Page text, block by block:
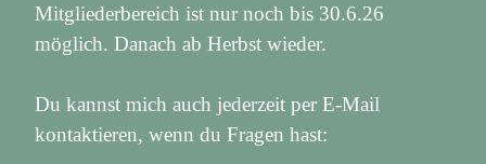
Mitgliederbereich ist nur noch bis 30.6.26
möglich. Danach ab Herbst wieder.
Du kannst mich auch jederzeit per E-Mail
kontaktieren, wenn du Fragen hast: